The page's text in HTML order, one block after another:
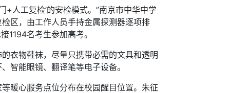
人工复检’的安检模式。”南京市中华中学
区，由工作人员手持金属探测器逐项排
1194名考生参加高考。
衣物鞋袜，尽量只携带必需的文具和透明
智能眼镜、翻译笔等电子设备。
暖心服务点位分布在校园醒目位置。朱征